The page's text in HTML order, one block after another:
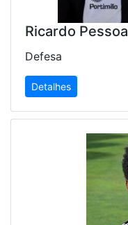
Ricardo Pessoa
Defesa
Detalhes